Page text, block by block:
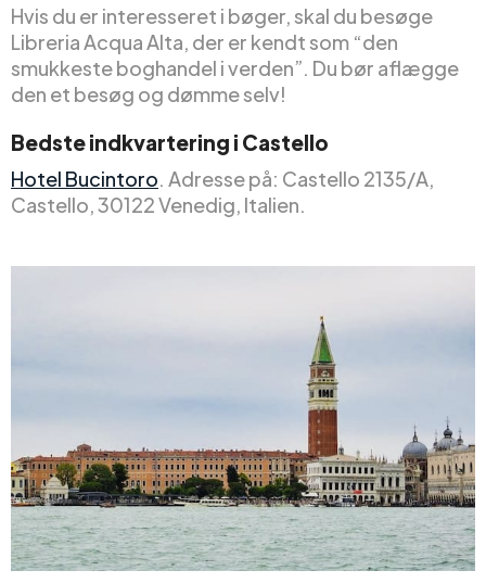
Hvis du er interesseret i bøger, skal du besøge
Libreria Acqua Alta, der er kendt som “den
smukkeste boghandel i verden”. Du bør aflægge
den et besøg og dømme selv!
Bedste indkvartering i Castello
Hotel Bucintoro. Adresse på: Castello 2135/A,
Castello, 30122 Venedig, Italien.